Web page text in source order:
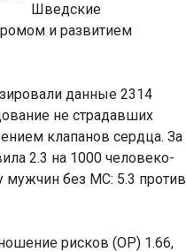
Шведские
и развитием
данные 2314
не страдавших
клапанов сердца. За
2.3 на 1000 человеко-
без МС: 5.3 против
рисков (ОР) 1.66,